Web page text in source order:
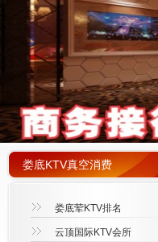
娄底KTV真空消费
娄底荤KTV排名
云顶国际KTV会所